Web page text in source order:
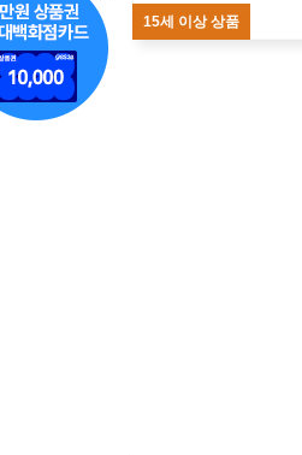
15세 이상 상품